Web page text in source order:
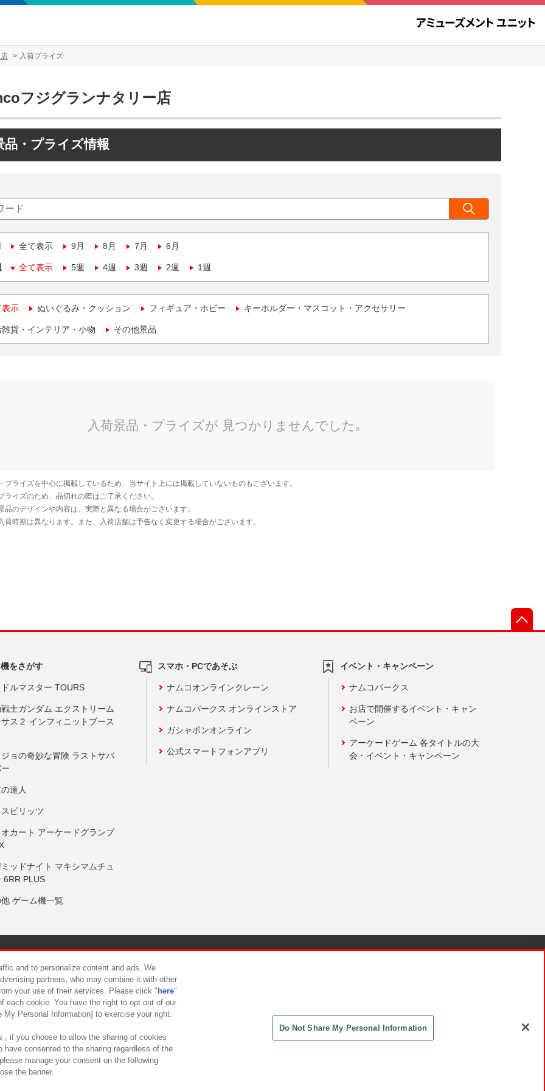
入荷プライズ
フジグランナタリー店
品・プライズ情報
全て表示 9月 8月 7月 6月
全て表示 5週 4週 3週 2週 1週
表示 ぬいぐるみ・クッション フィギュア・ホビー キーホルダー・マスコット・アクセサリー
貨・インテリア・小物 その他景品
をさがす
ルマスター TOURS
士ガンダム エクストリーム
ス２ インフィニットブース
ョの奇妙な冒険 ラストサバ
達人
ピリッツ
カート アーケードグランプ
ッドナイト マキシマムチュ
6RR PLUS
ゲーム機一覧
スマホ・PCであそぶ
ナムコオンラインクレーン
ナムコパークス オンラインストア
ガシャポンオンライン
公式スマートフォンアプリ
イベント・キャンペーン
ナムコパークス
お店で開催するイベント・キャン
ペーン
アーケードゲーム 各タイトルの大
会・イベント・キャンペーン
について カスタマーハラスメント対応方針
and to personalize content and ads. We
partners, who may combine it with other
your use of their services. Please click " here"
each cookie. You have the right to opt out of our
Personal Information] to exercise your right.
, if you choose to allow the sharing of cookies
have consented to the sharing regardless of the
manage your consent on the following
the banner.
Do Not Share My Personal Information